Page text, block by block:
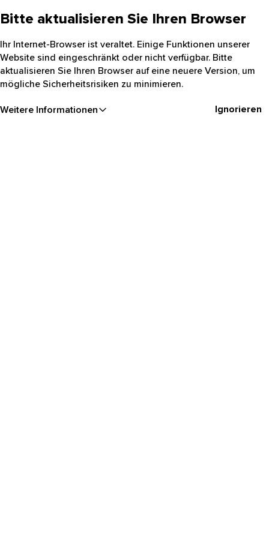
Bitte aktualisieren Sie Ihren Browser
Ihr Internet-Browser ist veraltet. Einige Funktionen unserer
Website sind eingeschränkt oder nicht verfügbar. Bitte
aktualisieren Sie Ihren Browser auf eine neuere Version, um
mögliche Sicherheitsrisiken zu minimieren.
Weitere Informationen Ignorieren